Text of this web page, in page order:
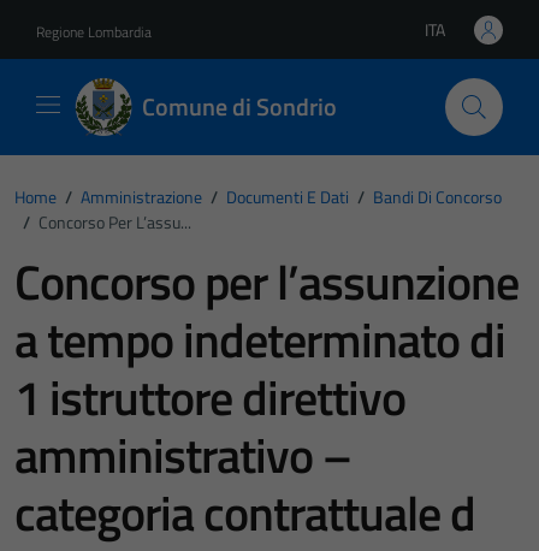
Regione Lombardia Lingua attiva:
ITA
Comune di Sondrio
Home / Amministrazione / Documenti E Dati / Bandi Di Concorso
/ Concorso Per L’assu...
Concorso per l’assunzione
a tempo indeterminato di
1 istruttore direttivo
amministrativo –
categoria contrattuale d